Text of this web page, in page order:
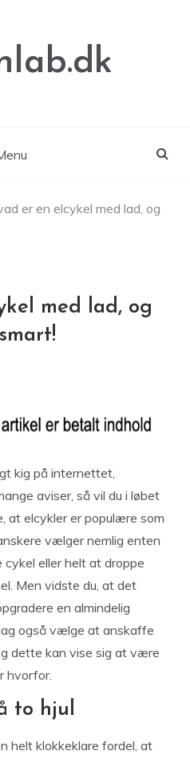
er en elcykel med lad, og
med lad, og
kig på internettet,
aviser, så vil du i løbet
at elcykler er populære som
vælger nemlig enten
eller helt at droppe
Men vidste du, at det
en almindelig
også vælge at anskaffe
dette kan vise sig at være
hvorfor.
to hjul
helt klokkeklare fordel, at